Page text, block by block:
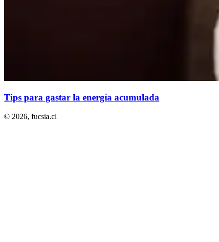
Tips para gastar la energía acumulada
© 2026, fucsia.cl